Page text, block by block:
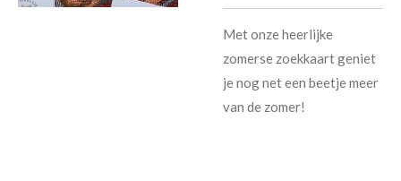
Met onze heerlijke
zomerse zoekkaart geniet
je nog net een beetje meer
van de zomer!